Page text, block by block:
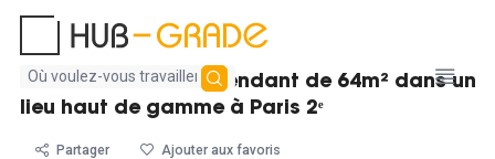
Aucun
résultat
Grand bureau indépendant de 64m² dans un
lieu haut de gamme à Paris 2ᵉ
Partager Ajouter aux favoris